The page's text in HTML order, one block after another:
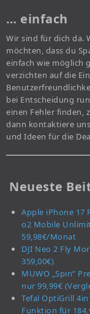
… einfach
Wir sind für dich da.
möchten, dass du
einfach wie möglich
verzichten auf die
bei Entscheidung
einen Fehler finden,
dann kontaktiere
und Ideen für die
Neueste
Apple iPhone 17
o2 Mobile
59,98€/Monat
DJI Neo 2 Fly
359,00€)
MUWO „Spin“
nur 99,99€
Tefal OptiGrill
Funktion für